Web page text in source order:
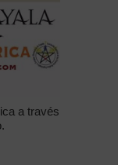
a través